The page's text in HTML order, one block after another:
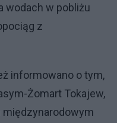
wodach w pobliżu
z
informowano o tym,
Żomart Tokajew,